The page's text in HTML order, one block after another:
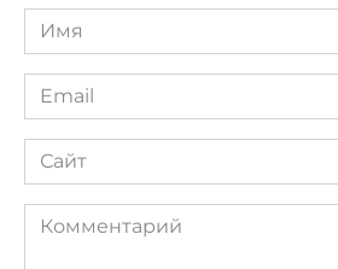
Имя
Email
Сайт
Комментарий